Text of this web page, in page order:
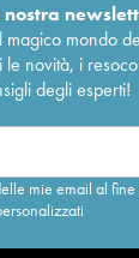
nostra
mondo
novità, i
degli esperti!
mie email al